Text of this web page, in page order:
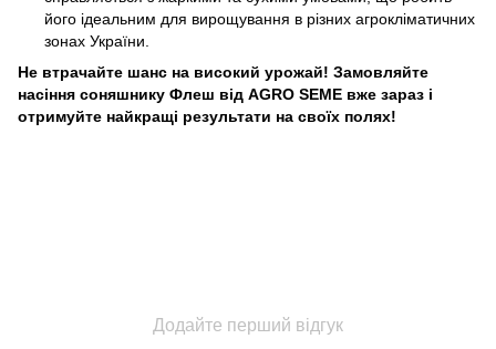
його ідеальним для вирощування в різних агрокліматичних
зонах України.
Не втрачайте шанс на високий урожай! Замовляйте
насіння соняшнику Флеш від AGRO SEME вже зараз і
отримуйте найкращі результати на своїх полях!
Додайте перший відгук